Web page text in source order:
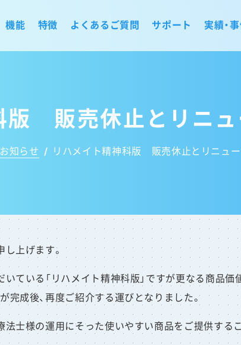
機能 特徴 よくあるご質問 サポート 実績・
版 販売休止とリニ
お知らせ / リハメイト精神科版 販売休止とリニュ
上げます。
ている「リハメイト精神科版」ですが更なる商品価
成後、再度ご紹介する運びとなりました。
法士様の運用にそった使いやすい商品をご提供する